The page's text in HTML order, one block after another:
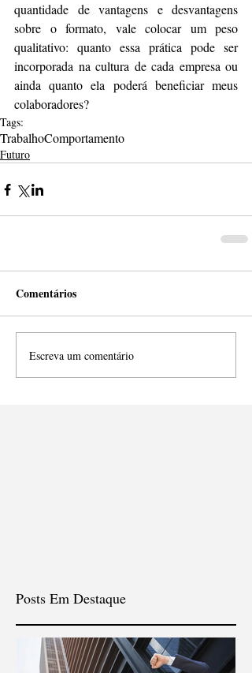
quantidade de vantagens e desvantagens
sobre o formato, vale colocar um peso
qualitativo: quanto essa prática pode ser
incorporada na cultura de cada empresa ou
ainda quanto ela poderá beneficiar meus
colaboradores?
Tags:
TrabalhoComportamento
Futuro
Comentários
Escreva um comentário
Posts Em Destaque